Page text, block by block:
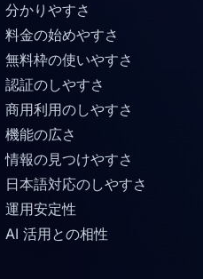
分かりやすさ
料金の始めやすさ
無料枠の使いやすさ
認証のしやすさ
商用利用のしやすさ
機能の広さ
情報の見つけやすさ
日本語対応のしやすさ
運用安定性
AI 活用との相性